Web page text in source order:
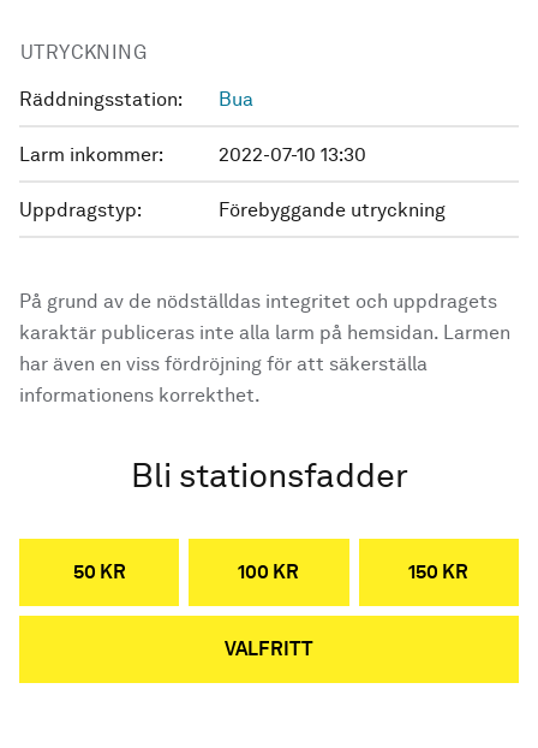
UTRYCKNING
Räddningsstation: Bua
Larm inkommer: 2022-07-10 13:30
Uppdragstyp: Förebyggande utryckning
På grund av de nödställdas integritet och uppdragets
karaktär publiceras inte alla larm på hemsidan. Larmen
har även en viss fördröjning för att säkerställa
informationens korrekthet.
Bli stationsfadder
50 KR 100 KR 150 KR
VALFRITT